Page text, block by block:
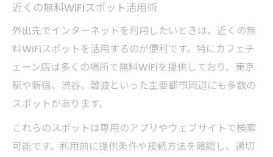
ク
フリーWiFi利用で個人情報を守るコツ
カフェWiFiで注意したい通信の安全性
Wi-Fiスポット利用時の危険な行動例とは
カフェの無料WiFiで避けたいリスク対策
ド
近くの無料WiFiスポット活用術
外出先でインターネットを利用したいときは、近くの無
料WiFiスポットを活用するのが便利です。特にカフェチ
ェーン店は多くの場所で無料WiFiを提供しており、東京
駅や新宿、渋谷、難波といった主要都市周辺にも多数の
スポットがあります。
これらのスポットは専用のアプリやウェブサイトで検索
可能です。利用前に提供条件や接続方法を確認し、適切